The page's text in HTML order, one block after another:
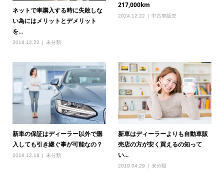
ネットで車購入する時に失敗しな
い為にはメリットとデメリット
を...
2018.12.22 未分類
217,000km
2024.12.22 中古車販売
新車の保証はディーラー以外で購
入しても引き継ぐ事が可能なの？
2018.12.18 未分類
新車はディーラーよりも自動車販
売店の方が安く買えるの知って
い...
2019.04.29 未分類